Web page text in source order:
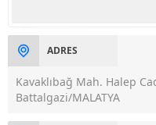
ADRES
Kavaklıbağ Mah. Halep
Battalgazi/MALATYA